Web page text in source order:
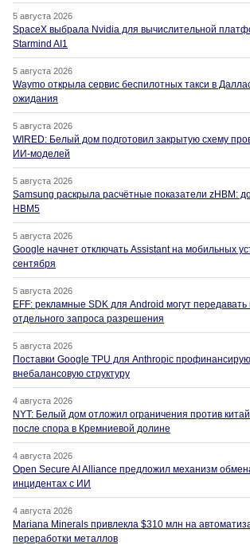
5 августа 2026
SpaceX выбрала Nvidia для вычислительной
Starmind AI1
5 августа 2026
Waymo открыла сервис беспилотных такси в
ожидания
5 августа 2026
WIRED: Белый дом подготовил закрытую схему
ИИ-моделей
5 августа 2026
Samsung раскрыла расчётные показатели zHBM:
HBM5
5 августа 2026
Google начнет отключать Assistant на мобильных
сентября
5 августа 2026
EFF: рекламные SDK для Android могут передавать
отдельного запроса разрешения
5 августа 2026
Поставки Google TPU для Anthropic
внебалансовую структуру
4 августа 2026
NYT: Белый дом отложил ограничения против
после спора в Кремниевой долине
4 августа 2026
Open Secure AI Alliance предложил механизм
инцидентах с ИИ
4 августа 2026
Mariana Minerals привлекла $310 млн на
переработки металлов